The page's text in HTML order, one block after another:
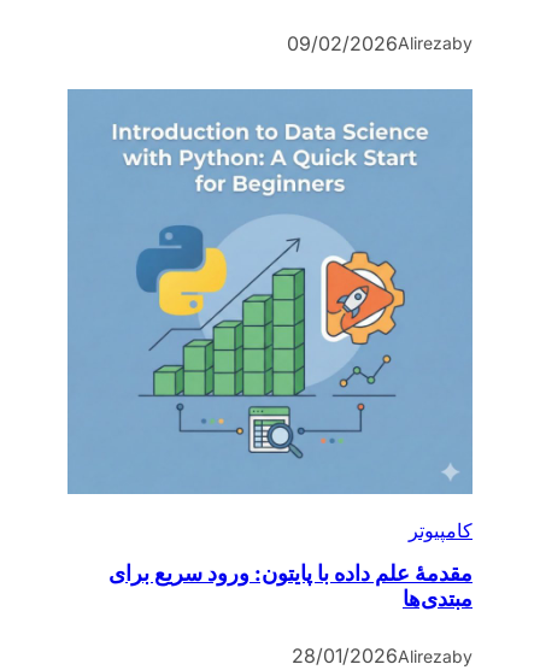
by
Alireza
09/02/2026
کامپیوتر
مقدمۀ علم داده با پایتون: ورود سریع برای
مبتدی‌ها
by
Alireza
28/01/2026